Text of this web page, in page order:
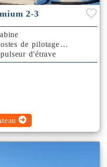
2-3
de pilotage
d'étrave